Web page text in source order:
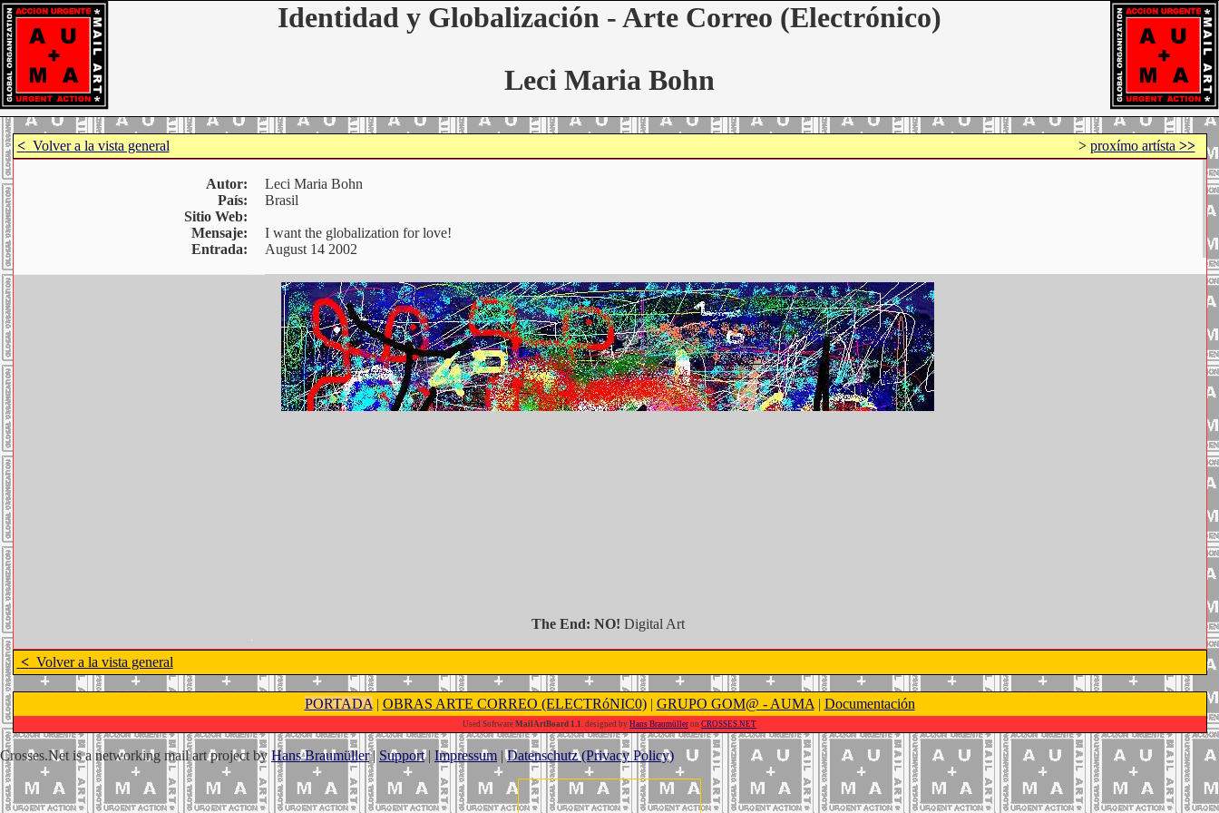
Identidad y Globalización - Arte Correo (Electrónico)
Leci Maria Bohn
<Volver a la vista general > proxímo artísta >>
Autor:
País:
Sitio Web:
Mensaje:
Leci Maria Bohn
Brasil
I want the globalization for love!
Entrada:
August 14 2002
The End: NO! Digital Art
<Volver a la vista general
PORTADA | OBRAS ARTE CORREO (ELECTRóNIC0)| GRUPO GOM@ - AUMA | Documentación
Used Software MailArtBoard 1.1. designed by Hans Braumüller on CROSSES.NET
Crosses.Net is a networking mail art project by Hans Braumüller| Support| Impressum |Datenschutz (Privacy Policy)